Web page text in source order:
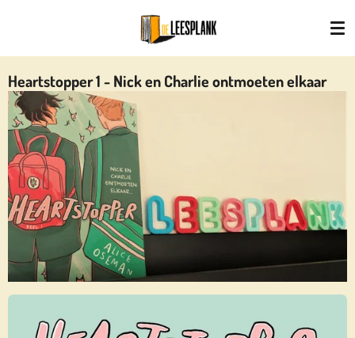
naar
de
hoofdinhoud
Heartstopper 1 - Nick en Charlie ontmoeten elkaar